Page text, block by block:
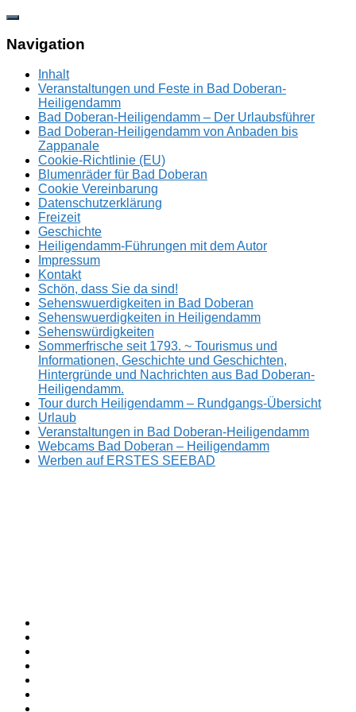
Zum
springen
Navigation
Inhalt
Veranstaltungen und Feste in Bad Doberan-
Heiligendamm
Bad Doberan-Heiligendamm – Der Urlaubsführer
Bad Doberan-Heiligendamm von Anbaden bis
Zappanale
Cookie-Richtlinie (EU)
Blumenräder für Bad Doberan
Cookie Vereinbarung
Datenschutzerklärung
Freizeit
Geschichte
Heiligendamm-Führungen mit dem Autor
Impressum
Kontakt
Schön, dass Sie da sind!
Sehenswuerdigkeiten in Bad Doberan
Sehenswuerdigkeiten in Heiligendamm
Sehenswürdigkeiten
Sommerfrische seit 1793. ~ Tourismus und
Informationen, Geschichte und Geschichten,
Hintergründe und Nachrichten aus Bad Doberan-
Heiligendamm.
Tour durch Heiligendamm – Rundgangs-Übersicht
Urlaub
Veranstaltungen in Bad Doberan-Heiligendamm
Webcams Bad Doberan – Heiligendamm
Werben auf ERSTES SEEBAD
ERSTES
SEEBAD
Sommerfrische
seit
1793.